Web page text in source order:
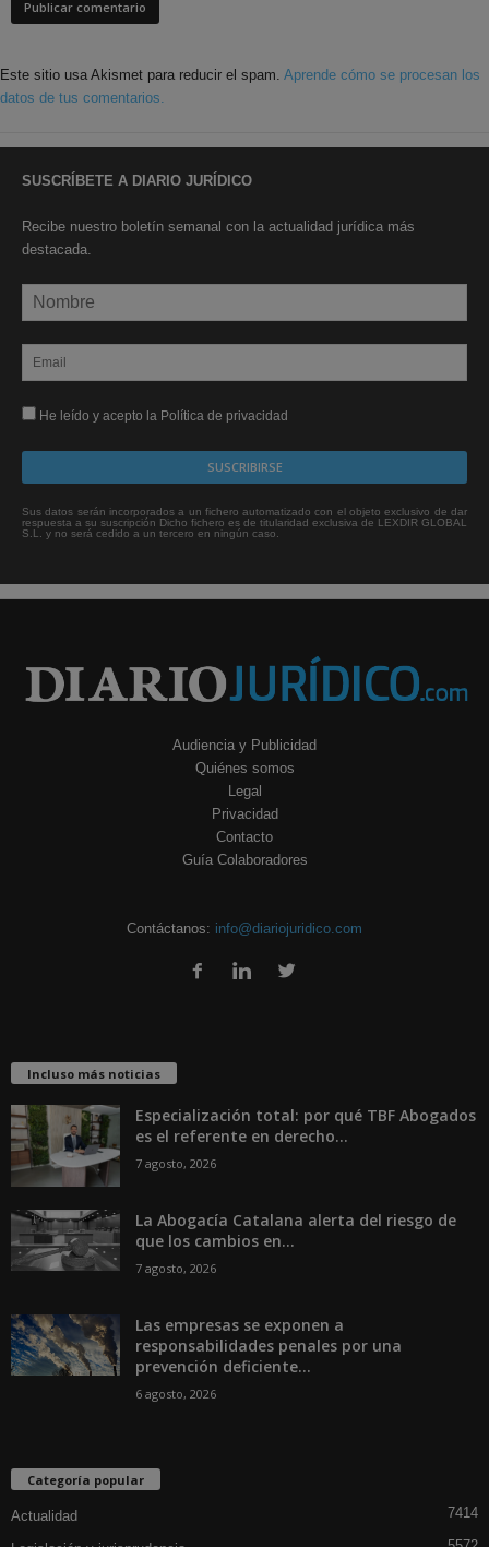
Este sitio usa Akismet para reducir el spam. Aprende cómo se procesan los
datos de tus comentarios.
SUSCRÍBETE A DIARIO JURÍDICO
Recibe nuestro boletín semanal con la actualidad jurídica más
destacada.
He leído y acepto la Política de privacidad
Sus datos serán incorporados a un fichero automatizado con el objeto exclusivo de dar
respuesta a su suscripción Dicho fichero es de titularidad exclusiva de LEXDIR GLOBAL
S.L. y no será cedido a un tercero en ningún caso.
Audiencia y Publicidad
Quiénes somos
Legal
Privacidad
Contacto
Guía Colaboradores
Contáctanos: info@diariojuridico.com
Incluso más noticias
Especialización total: por qué TBF Abogados
es el referente en derecho...
7 agosto, 2026
La Abogacía Catalana alerta del riesgo de
que los cambios en...
7 agosto, 2026
Las empresas se exponen a
responsabilidades penales por una
prevención deficiente...
6 agosto, 2026
Categoría popular
Actualidad 7414